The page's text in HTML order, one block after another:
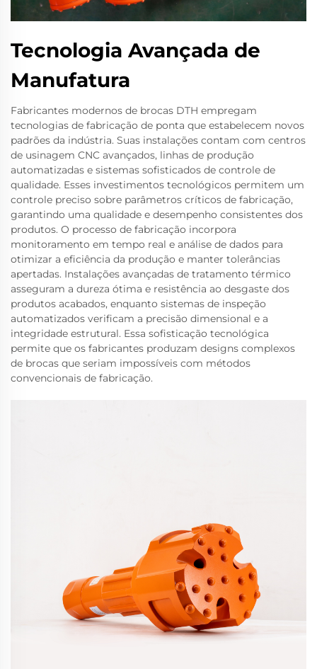
Tecnologia Avançada de
Manufatura
Fabricantes modernos de brocas DTH empregam
tecnologias de fabricação de ponta que estabelecem novos
padrões da indústria. Suas instalações contam com centros
de usinagem CNC avançados, linhas de produção
automatizadas e sistemas sofisticados de controle de
qualidade. Esses investimentos tecnológicos permitem um
controle preciso sobre parâmetros críticos de fabricação,
garantindo uma qualidade e desempenho consistentes dos
produtos. O processo de fabricação incorpora
monitoramento em tempo real e análise de dados para
otimizar a eficiência da produção e manter tolerâncias
apertadas. Instalações avançadas de tratamento térmico
asseguram a dureza ótima e resistência ao desgaste dos
produtos acabados, enquanto sistemas de inspeção
automatizados verificam a precisão dimensional e a
integridade estrutural. Essa sofisticação tecnológica
permite que os fabricantes produzam designs complexos
de brocas que seriam impossíveis com métodos
convencionais de fabricação.